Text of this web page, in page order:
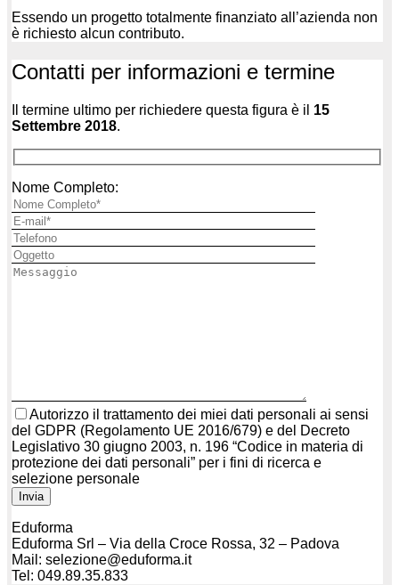
Essendo un progetto totalmente finanziato all’azienda non
è richiesto alcun contributo.
Contatti per informazioni e termine
Il termine ultimo per richiedere questa figura è il 15
Settembre 2018.
Nome Completo:
Autorizzo il trattamento dei miei dati personali ai sensi
del GDPR (Regolamento UE 2016/679) e del Decreto
Legislativo 30 giugno 2003, n. 196 “Codice in materia di
protezione dei dati personali” per i fini di ricerca e
selezione personale
Eduforma
Eduforma Srl – Via della Croce Rossa, 32 – Padova
Mail: selezione@eduforma.it
Tel: 049.89.35.833